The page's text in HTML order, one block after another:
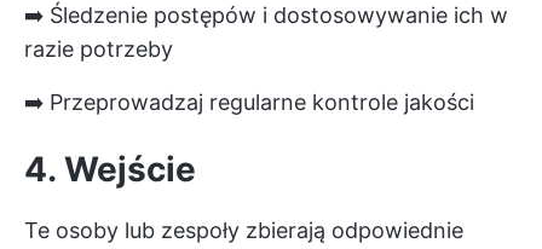
➡️ Śledzenie postępów i dostosowywanie ich w
razie potrzeby
➡️ Przeprowadzaj regularne kontrole jakości
4. Wejście
Te osoby lub zespoły zbierają odpowiednie